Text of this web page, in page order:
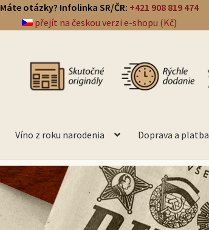
Máte otázky? Infolinka SR/ČR: +421 908 819 474
přejít na českou verzi e-shopu (Kč)
Víno z roku narodenia Doprava a platba